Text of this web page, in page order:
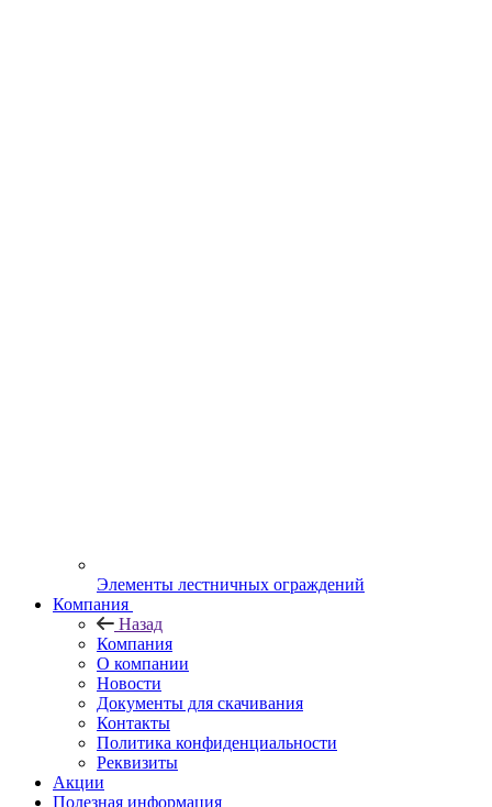
Элементы лестничных ограждений
Компания
Назад
Компания
О компании
Новости
Документы для скачивания
Контакты
Политика конфиденциальности
Реквизиты
Акции
Полезная информация